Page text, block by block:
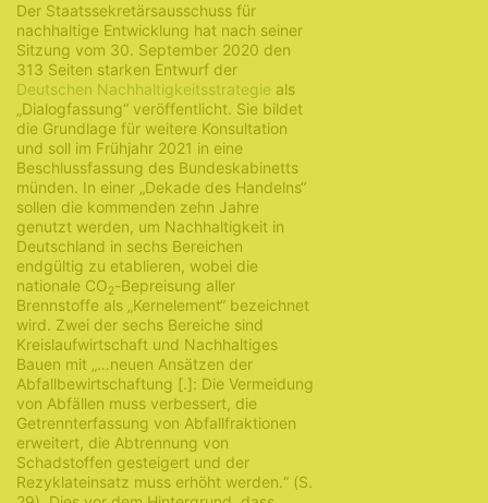
Der Staatssekretärsausschuss für
nachhaltige Entwicklung hat nach seiner
Sitzung vom 30. September 2020 den
313 Seiten starken Entwurf der
Deutschen Nachhaltigkeitsstrategie als
„Dialogfassung“ veröffentlicht. Sie bildet
die Grundlage für weitere Konsultation
und soll im Frühjahr 2021 in eine
Beschlussfassung des Bundeskabinetts
münden. In einer „Dekade des Handelns“
sollen die kommenden zehn Jahre
genutzt werden, um Nachhaltigkeit in
Deutschland in sechs Bereichen
endgültig zu etablieren, wobei die
nationale CO2-Bepreisung aller
Brennstoffe als „Kernelement“ bezeichnet
wird. Zwei der sechs Bereiche sind
Kreislaufwirtschaft und Nachhaltiges
Bauen mit „…neuen Ansätzen der
Abfallbewirtschaftung [.]: Die Vermeidung
von Abfällen muss verbessert, die
Getrennterfassung von Abfallfraktionen
erweitert, die Abtrennung von
Schadstoffen gesteigert und der
Rezyklateinsatz muss erhöht werden.“ (S.